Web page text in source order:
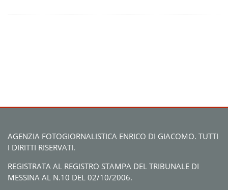
AGENZIA FOTOGIORNALISTICA ENRICO DI GIACOMO. TUTTI
I DIRITTI RISERVATI.
REGISTRATA AL REGISTRO STAMPA DEL TRIBUNALE DI
MESSINA AL N.10 DEL 02/10/2006.